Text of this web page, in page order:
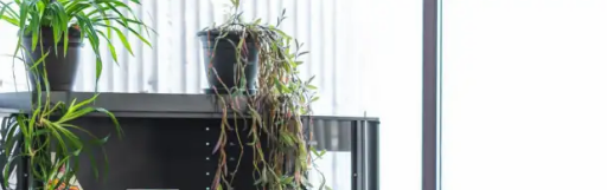
Soins infirmiers
En savoir plus sur les
programmes techniques